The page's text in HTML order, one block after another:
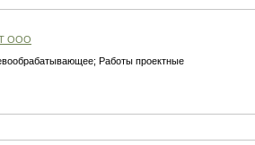
ООО
Работы проектные